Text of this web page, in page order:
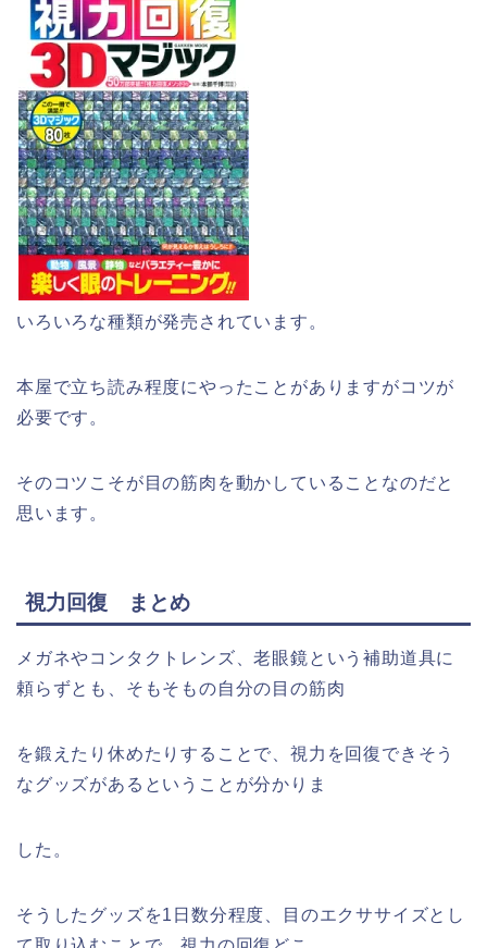
いろいろな種類が発売されています。
本屋で立ち読み程度にやったことがありますがコツが
必要です。
そのコツこそが目の筋肉を動かしていることなのだと
思います。
視力回復 まとめ
メガネやコンタクトレンズ、老眼鏡という補助道具に
頼らずとも、そもそもの自分の目の筋肉
を鍛えたり休めたりすることで、視力を回復できそう
なグッズがあるということが分かりま
した。
そうしたグッズを1日数分程度、目のエクササイズとし